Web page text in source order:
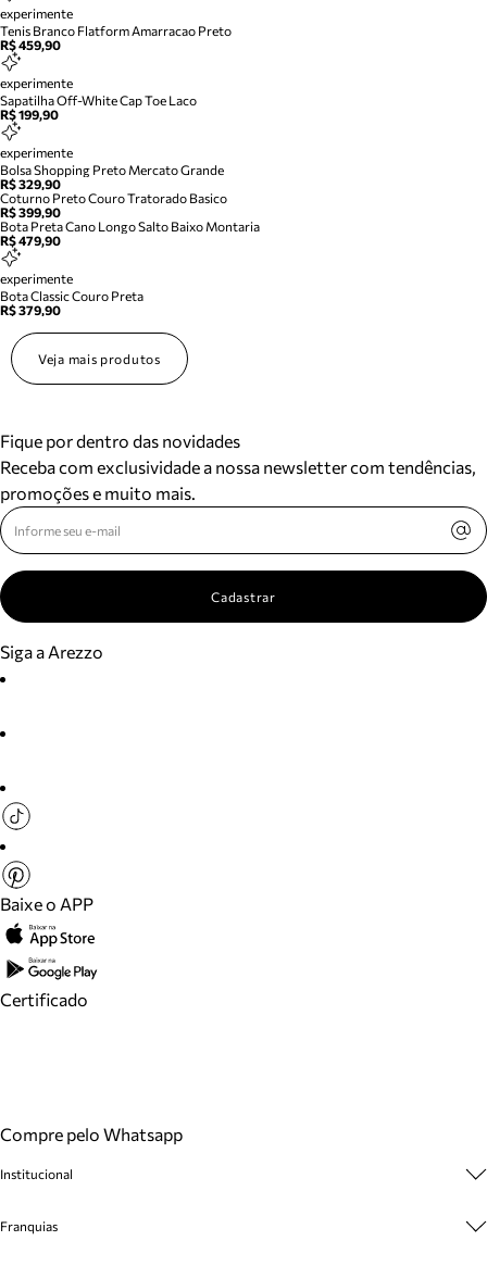
experimente
Tenis Branco Flatform Amarracao Preto
R$ 459,90
experimente
Sapatilha Off-White Cap Toe Laco
R$ 199,90
experimente
Bolsa Shopping Preto Mercato Grande
R$ 329,90
Coturno Preto Couro Tratorado Basico
R$ 399,90
Bota Preta Cano Longo Salto Baixo Montaria
R$ 479,90
experimente
Bota Classic Couro Preta
R$ 379,90
Veja mais produtos
Fique por dentro das novidades
Receba com exclusividade a nossa newsletter com tendências,
promoções e muito mais.
Cadastrar
Siga a Arezzo
Baixe o APP
Certificado
Compre pelo Whatsapp
Institucional
Cashback
Franquias